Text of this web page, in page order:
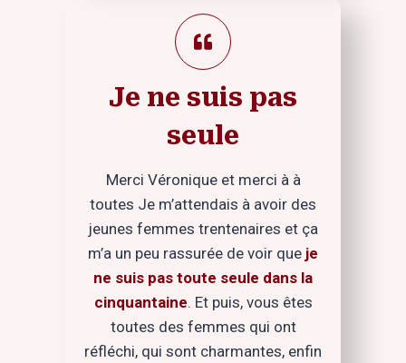
Je ne suis pas
seule
Merci Véronique et merci à à
toutes Je m’attendais à avoir des
jeunes femmes trentenaires et ça
m’a un peu rassurée de voir que je
ne suis pas toute seule dans la
cinquantaine. Et puis, vous êtes
toutes des femmes qui ont
réfléchi, qui sont charmantes, enfin